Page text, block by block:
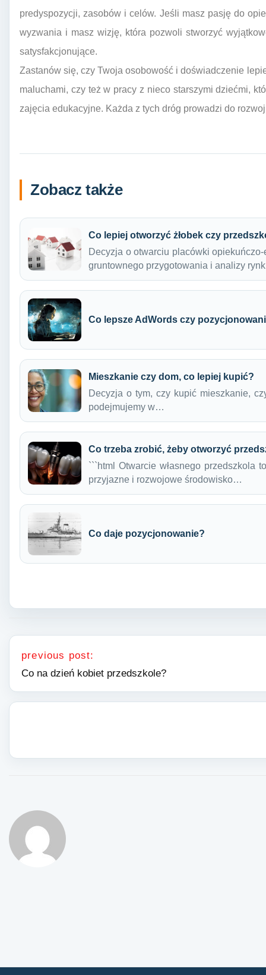
predyspozycji, zasobów i celów. Jeśli masz pasję do
wyzwania i masz wizję, która pozwoli stworzyć
satysfakcjonujące.
Zastanów się, czy Twoja osobowość i doświadczenie
maluchami, czy też w pracy z nieco starszymi dziećmi,
zajęcia edukacyjne. Każda z tych dróg prowadzi do
Zobacz także
Co lepiej otworzyć żłobek czy
Decyzja o otwarciu placówki
gruntownego przygotowania i analizy
Co lepsze AdWords czy
Mieszkanie czy dom, co lepiej kupić?
Decyzja o tym, czy kupić mieszkanie,
podejmujemy w…
Co trzeba zrobić, żeby otworzyć
```html Otwarcie własnego przedszkola
przyjazne i rozwojowe środowisko…
Co daje pozycjonowanie?
Nawigacja wpisu
previous post:
Co na dzień kobiet przedszkole?